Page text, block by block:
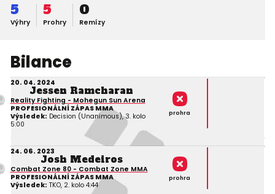
Výhry
5
Prohry
5
Remízy
0
Bilance
20. 04. 2024
Jessen Ramcharan
Reality Fighting - Mohegun Sun Arena
PROFESIONÁLNÍ ZÁPAS MMA
Výsledek: Decision (Unanimous), 3. kolo
5:00
prohra
24. 06. 2023
Josh Medeiros
Combat Zone 80 - Combat Zone MMA
PROFESIONÁLNÍ ZÁPAS MMA
Výsledek: TKO, 2. kolo 4:44
prohra